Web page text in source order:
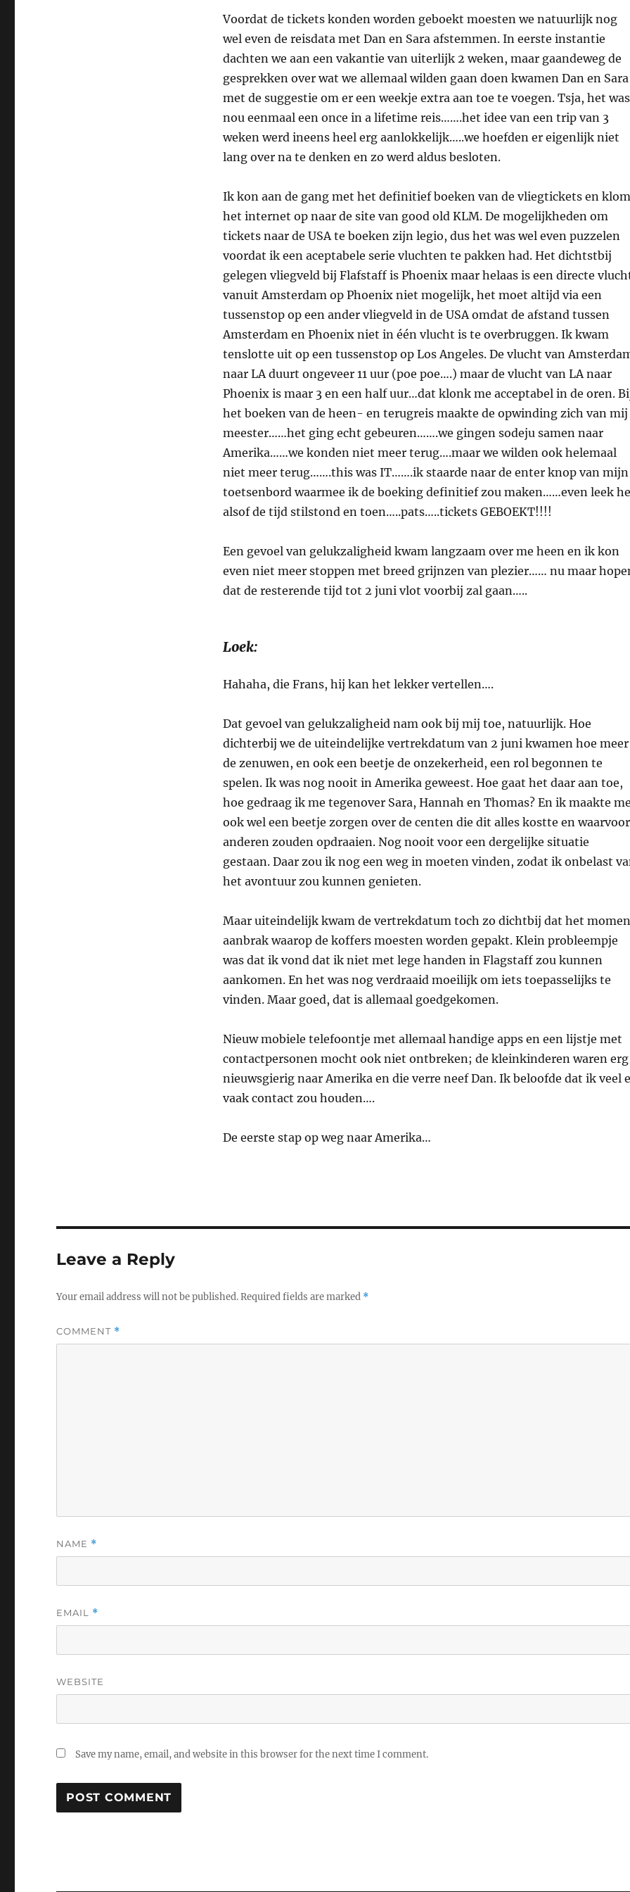
Voordat de tickets konden worden geboekt moesten we natuurlijk nog
wel even de reisdata met Dan en Sara afstemmen. In eerste instantie
dachten we aan een vakantie van uiterlijk 2 weken, maar gaandeweg de
gesprekken over wat we allemaal wilden gaan doen kwamen Dan en Sara
met de suggestie om er een weekje extra aan toe te voegen. Tsja, het was
nou eenmaal een once in a lifetime reis…….het idee van een trip van 3
weken werd ineens heel erg aanlokkelijk…..we hoefden er eigenlijk niet
lang over na te denken en zo werd aldus besloten.
Ik kon aan de gang met het definitief boeken van de vliegtickets en klom
het internet op naar de site van good old KLM. De mogelijkheden om
tickets naar de USA te boeken zijn legio, dus het was wel even puzzelen
voordat ik een aceptabele serie vluchten te pakken had. Het dichtstbij
gelegen vliegveld bij Flafstaff is Phoenix maar helaas is een directe
vanuit Amsterdam op Phoenix niet mogelijk, het moet altijd via een
tussenstop op een ander vliegveld in de USA omdat de afstand tussen
Amsterdam en Phoenix niet in één vlucht is te overbruggen. Ik kwam
tenslotte uit op een tussenstop op Los Angeles. De vlucht van
naar LA duurt ongeveer 11 uur (poe poe….) maar de vlucht van LA naar
Phoenix is maar 3 en een half uur…dat klonk me acceptabel in de oren.
het boeken van de heen- en terugreis maakte de opwinding zich van mij
meester……het ging echt gebeuren…….we gingen sodeju samen naar
Amerika……we konden niet meer terug….maar we wilden ook helemaal
niet meer terug…….this was IT…….ik staarde naar de enter knop van mijn
toetsenbord waarmee ik de boeking definitief zou maken……even leek
alsof de tijd stilstond en toen…..pats…..tickets GEBOEKT!!!!
Een gevoel van gelukzaligheid kwam langzaam over me heen en ik kon
even niet meer stoppen met breed grijnzen van plezier…… nu maar
dat de resterende tijd tot 2 juni vlot voorbij zal gaan…..
Loek:
Hahaha, die Frans, hij kan het lekker vertellen….
Dat gevoel van gelukzaligheid nam ook bij mij toe, natuurlijk. Hoe
dichterbij we de uiteindelijke vertrekdatum van 2 juni kwamen hoe meer
de zenuwen, en ook een beetje de onzekerheid, een rol begonnen te
spelen. Ik was nog nooit in Amerika geweest. Hoe gaat het daar aan toe,
hoe gedraag ik me tegenover Sara, Hannah en Thomas? En ik maakte
ook wel een beetje zorgen over de centen die dit alles kostte en waarvoor
anderen zouden opdraaien. Nog nooit voor een dergelijke situatie
gestaan. Daar zou ik nog een weg in moeten vinden, zodat ik onbelast
het avontuur zou kunnen genieten.
Maar uiteindelijk kwam de vertrekdatum toch zo dichtbij dat het
aanbrak waarop de koffers moesten worden gepakt. Klein probleempje
was dat ik vond dat ik niet met lege handen in Flagstaff zou kunnen
aankomen. En het was nog verdraaid moeilijk om iets toepasselijks te
vinden. Maar goed, dat is allemaal goedgekomen.
Nieuw mobiele telefoontje met allemaal handige apps en een lijstje met
contactpersonen mocht ook niet ontbreken; de kleinkinderen waren erg
nieuwsgierig naar Amerika en die verre neef Dan. Ik beloofde dat ik veel
vaak contact zou houden….
De eerste stap op weg naar Amerika…
Leave a Reply
Your email address will not be published.Required fields are marked *
COMMENT *
NAME *
EMAIL *
WEBSITE
Save my name, email, and website in this browser for the next time I comment.